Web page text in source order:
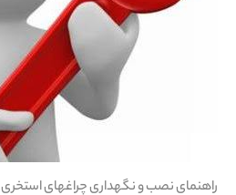
راهنمای نصب و نگهداری چراغهای استخری PDF